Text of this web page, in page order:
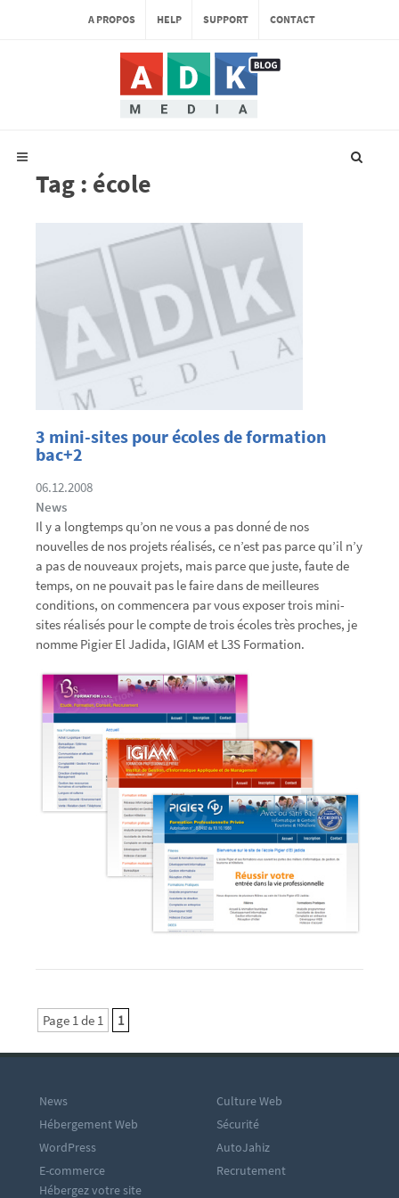
A PROPOS HELP SUPPORT CONTACT
Tag : école
3 mini-sites pour écoles de formation
bac+2
06.12.2008
News
Il y a longtemps qu’on ne vous a pas donné de nos
nouvelles de nos projets réalisés, ce n’est pas parce qu’il n’y
a pas de nouveaux projets, mais parce que juste, faute de
temps, on ne pouvait pas le faire dans de meilleures
conditions, on commencera par vous exposer trois mini-
sites réalisés pour le compte de trois écoles très proches, je
nomme Pigier El Jadida, IGIAM et L3S Formation.
Page 1 de 1 1
News
Hébergement Web
WordPress
E-commerce
Culture Web
Sécurité
AutoJahiz
Recrutement
Hébergez votre site